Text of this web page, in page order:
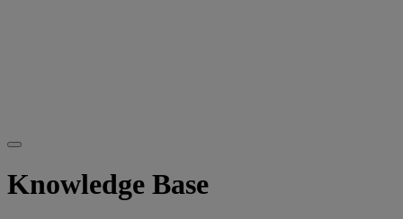
Knowledge Base